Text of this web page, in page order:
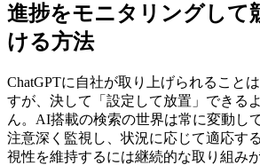
進捗をモニタリングして
ける方法
ChatGPTに自社が取り上げられること
すが、決して「設定して放置」できる
ん。AI搭載の検索の世界は常に変動し
注意深く監視し、状況に応じて適応す
視性を維持するには継続的な取り組み